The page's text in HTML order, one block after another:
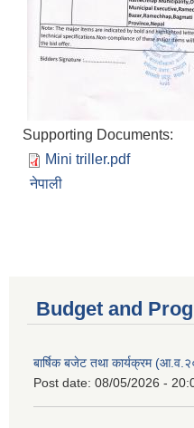
Supporting Documents:
Mini triller.pdf
नेपाली
Budget and
बार्षिक बजेट तथा कार्यक्रम
Post date: 08/05/2026 -